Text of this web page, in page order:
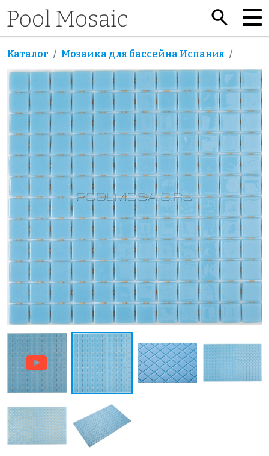
Каталог Мозаика для бассейна Испания